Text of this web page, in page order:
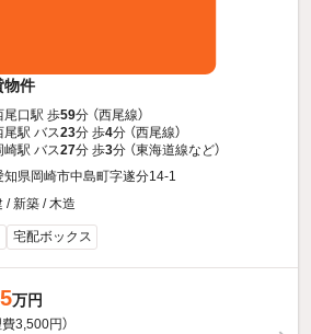
物件
尾口駅 歩59分 （西尾線）
尾駅 バス23分 歩4分 （西尾線）
崎駅 バス27分 歩3分 （東海道線など）
知県岡崎市中島町字遂分14-1
/ 新築 / 木造
宅配ボックス
万円
費3,500円）